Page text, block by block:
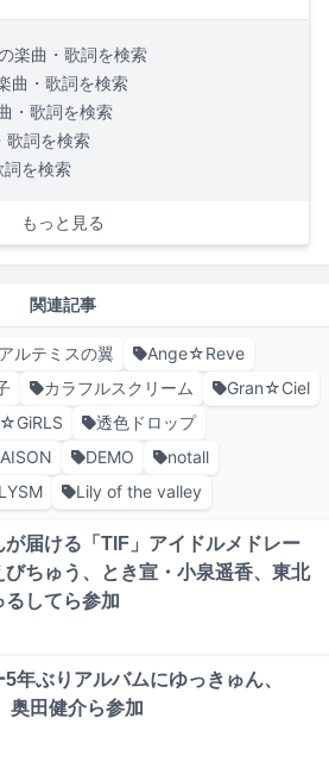
楽曲・歌詞を検索
曲・歌詞を検索
・歌詞を検索
歌詞を検索
詞を検索
もっと見る
関連記事
ルテミスの翼
Ange☆Reve
カラフルスクリーム
Gran☆Ciel
透色ドロップ
DEMO
notall
Lily of the valley
が届ける「TIF」アイドルメドレー
ちゅう、とき宣・小泉遥香、東北
るしてら参加
5年ぶりアルバムにゆっきゅん、
奥田健介ら参加